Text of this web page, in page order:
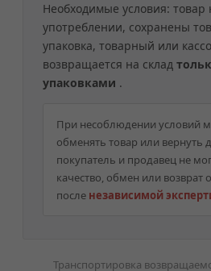
Необходимые условия: товар
употреблении, сохранены
упаковка, товарный или
возвращается на склад
упаковками .
При несоблюдении условий
обменять товар или вернуть
покупатель и продавец не
качество, обмен или возврат
после независимой
Транспортировка